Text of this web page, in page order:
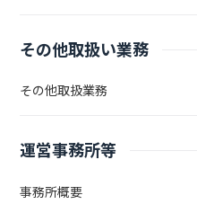
その他取扱い業務
その他取扱業務
運営事務所等
事務所概要